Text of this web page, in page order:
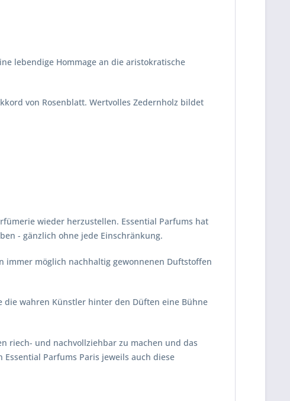
lebendige Hommage an die aristokratische
von Rosenblatt. Wertvolles Zedernholz bildet
wieder herzustellen. Essential Parfums hat
- gänzlich ohne jede Einschränkung.
immer möglich nachhaltig gewonnenen Duftstoffen
wahren Künstler hinter den Düften eine Bühne
riech- und nachvollziehbar zu machen und das
Parfums Paris jeweils auch diese